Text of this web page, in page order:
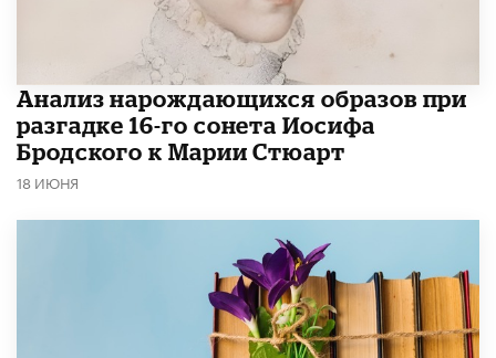
Анализ нарождающихся образов при
разгадке 16-го сонета Иосифа
Бродского к Марии Стюарт
18 ИЮНЯ